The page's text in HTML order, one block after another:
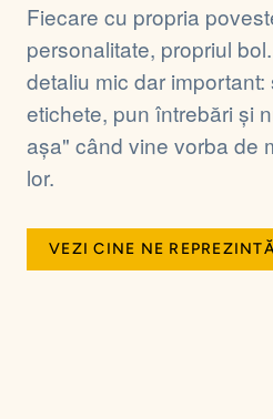
Fiecare cu propria
personalitate, propriul
detaliu mic dar
etichete, pun întrebări și
așa" când vine vorba de
lor.
VEZI CINE NE
Rollo
American Bully · 4 ani ·